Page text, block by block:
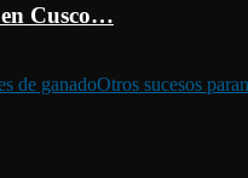
Cusco…
de ganadoOtros sucesos